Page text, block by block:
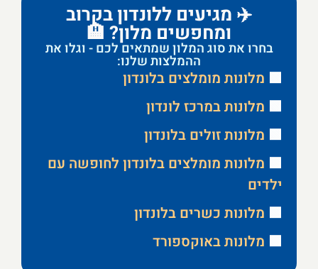
✈️ מגיעים ללונדון בקרוב
ומחפשים מלון? 🏨
בחרו את סוג המלון שמתאים לכם - וגלו את
ההמלצות שלנו:
🟩 מלונות מומלצים בלונדון
🟩 מלונות במרכז לונדון
🟩 מלונות זולים בלונדון
🟩 מלונות מומלצים בלונדון לחופשה עם
ילדים
🟩 מלונות כשרים בלונדון
🟩 מלונות באוקספורד